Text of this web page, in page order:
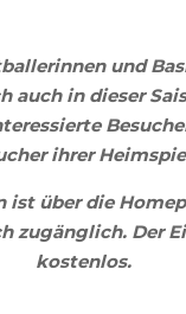
und
auch in dieser
ihrer
ist über die
zugänglich. Der
kostenlos.